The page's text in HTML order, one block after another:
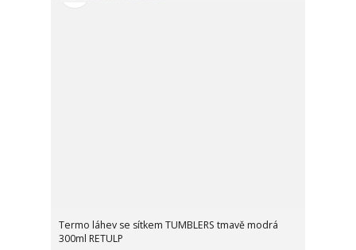
Termo láhev se sítkem TUMBLERS tmavě modrá
300ml RETULP